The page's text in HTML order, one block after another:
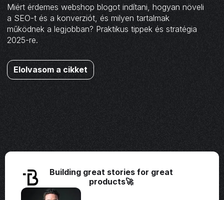
Miért érdemes webshop blogot indítani, hogyan növeli
a SEO-t és a konverziót, és milyen tartalmak
működnek a legjobban? Praktikus tippek és stratégia
2025-re.
Elolvasom a cikket
Building great stories for great
products🚀